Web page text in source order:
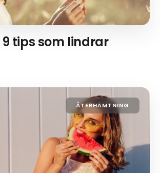
tips som lindrar
ÅTERHÄMTNING